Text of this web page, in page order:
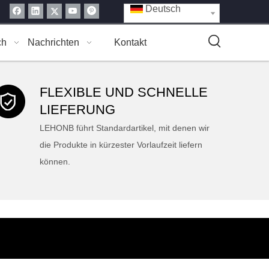
Deutsch
Nachrichten Kontakt
FLEXIBLE UND SCHNELLE
LIEFERUNG
LEHONB führt Standardartikel, mit denen wir
die Produkte in kürzester Vorlaufzeit liefern
können.